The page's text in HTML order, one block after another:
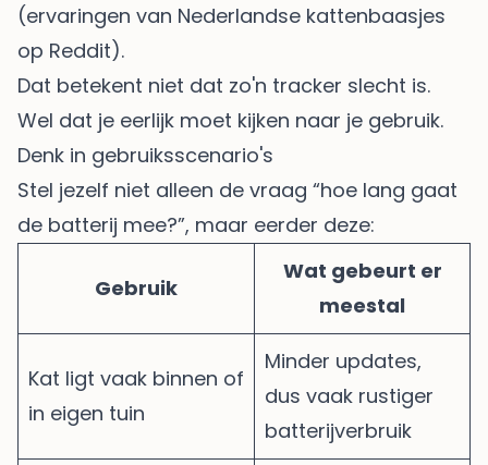
(ervaringen van Nederlandse kattenbaasjes
op Reddit).
Dat betekent niet dat zo'n tracker slecht is.
Wel dat je eerlijk moet kijken naar je gebruik.
Denk in gebruiksscenario's
Stel jezelf niet alleen de vraag “hoe lang gaat
de batterij mee?”, maar eerder deze:
Gebruik
Wat gebeurt er
meestal
Kat ligt vaak binnen of
in eigen tuin
Minder updates,
dus vaak rustiger
batterijverbruik